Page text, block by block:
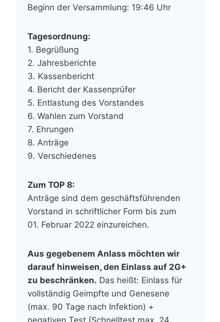
Beginn der Versammlung: 19:46 Uhr
Tagesordnung:
1. Begrüßung
2. Jahresberichte
3. Kassenbericht
4. Bericht der Kassenprüfer
5. Entlastung des Vorstandes
6. Wahlen zum Vorstand
7. Ehrungen
8. Anträge
9. Verschiedenes
Zum TOP 8:
Anträge sind dem geschäftsführenden
Vorstand in schriftlicher Form bis zum
01. Februar 2022 einzureichen.
Aus gegebenem Anlass möchten wir
darauf hinweisen, den Einlass auf 2G+
zu beschränken. Das heißt: Einlass für
vollständig Geimpfte und Genesene
(max. 90 Tage nach Infektion) +